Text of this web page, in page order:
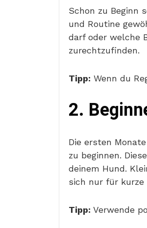
Schon zu Beginn
und Routine
darf oder welche
zurechtzufinden.
Tipp: Wenn du
2.
Die ersten
zu beginnen.
deinem Hund.
sich nur für kurze
Tipp: Verwende